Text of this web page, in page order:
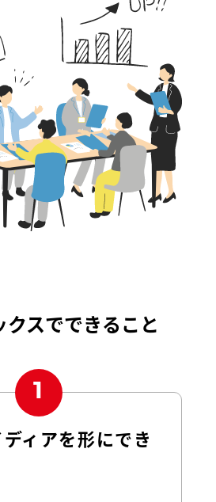
クスでできること
ィアを形にでき